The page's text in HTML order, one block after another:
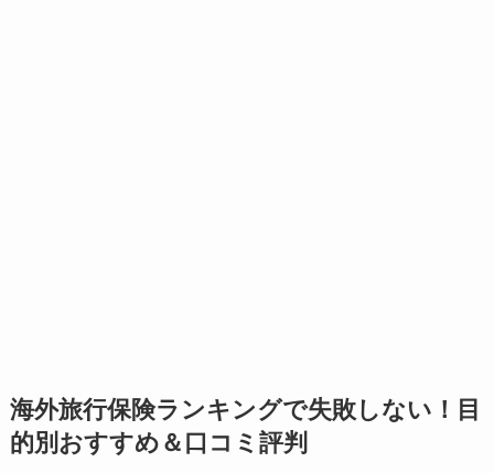
海外旅行保険ランキングで失敗しない！目
的別おすすめ＆口コミ評判